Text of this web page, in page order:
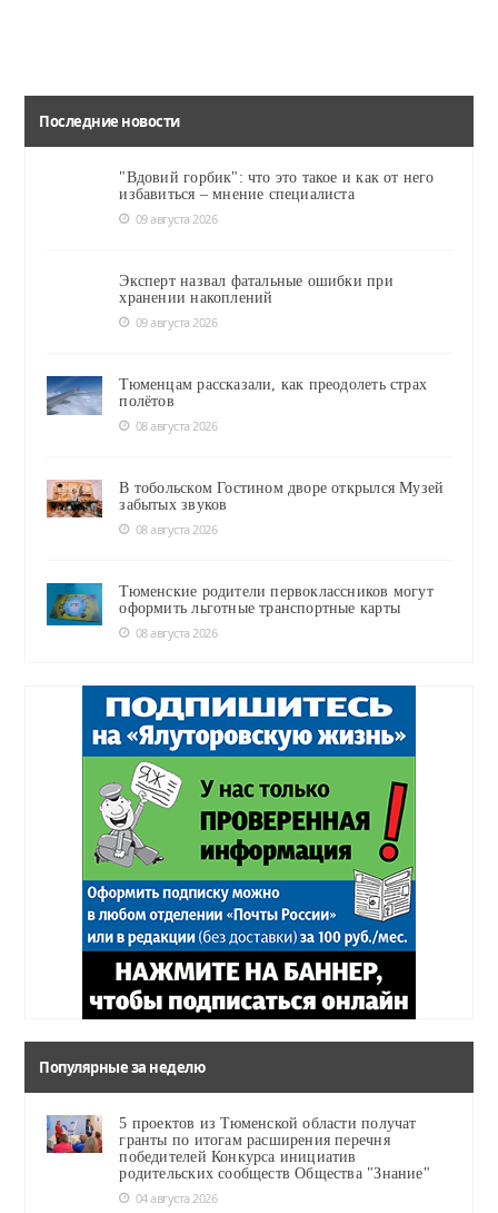
Последние новости
"Вдовий горбик": что это такое и как от него
избавиться – мнение специалиста
09 августа 2026
Эксперт назвал фатальные ошибки при
хранении накоплений
09 августа 2026
Тюменцам рассказали, как преодолеть страх
полётов
08 августа 2026
В тобольском Гостином дворе открылся Музей
забытых звуков
08 августа 2026
Тюменские родители первоклассников могут
оформить льготные транспортные карты
08 августа 2026
Популярные за неделю
5 проектов из Тюменской области получат
гранты по итогам расширения перечня
победителей Конкурса инициатив
родительских сообществ Общества "Знание"
04 августа 2026